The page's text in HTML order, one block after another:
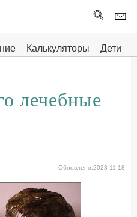
Калькуляторы
Дети
лечебные
Обновлено:2023-11-18